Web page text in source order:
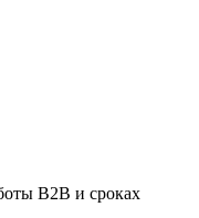
В2В и сроках